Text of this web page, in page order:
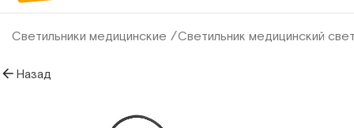
Светильники медицинские Светильник медицинский
Назад